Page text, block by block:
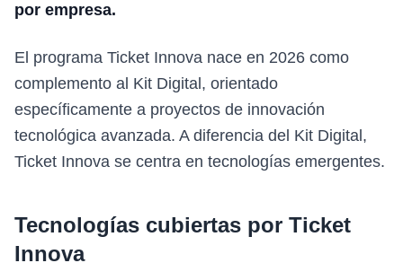
por empresa.
El programa Ticket Innova nace en 2026 como
complemento al Kit Digital, orientado
específicamente a proyectos de innovación
tecnológica avanzada. A diferencia del Kit Digital,
Ticket Innova se centra en tecnologías emergentes.
Tecnologías cubiertas por Ticket
Innova